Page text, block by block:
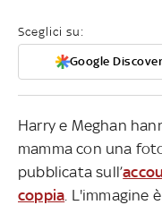
Sceglici su:
Google Discover
Harry e Meghan
mamma con una
pubblicata sull’
coppia . L'immagine